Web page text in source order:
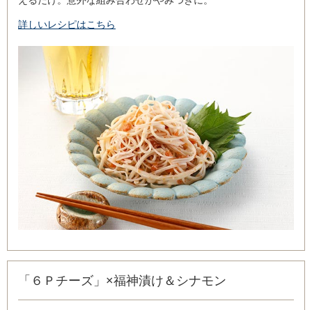
詳しいレシピはこちら
「６Ｐチーズ」×福神漬け＆シナモン